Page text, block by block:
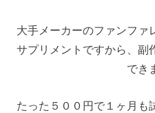
大手メーカーのファンファ
サプリメントですから、副
でき
たった５００円で１ヶ月も